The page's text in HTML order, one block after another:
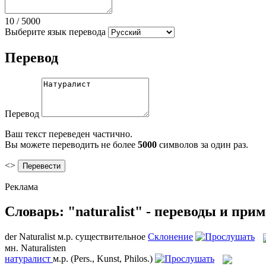
10 / 5000
Выберите язык перевода
Перевод
Перевод
Ваш текст переведен частично.
Вы можете переводить не более 5000 символов за один раз.
<>
Реклама
Словарь: "naturalist" - переводы и
derNaturalist м.р. существительное Склонение
мн. Naturalisten
натуралист м.р. (Pers., Kunst, Philos.)